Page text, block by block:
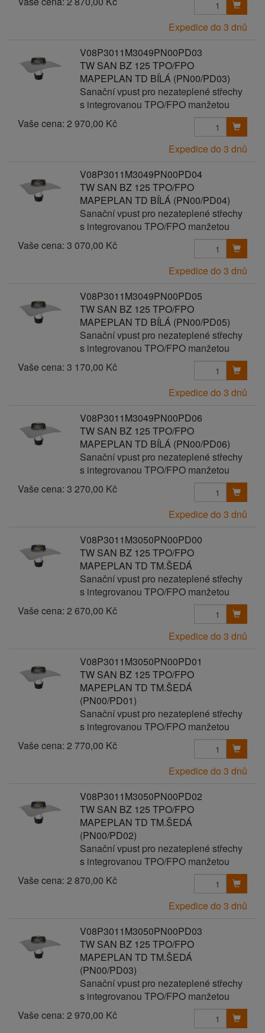
Expedice do 3 dnů
V08P3011M3049PN00PD03
TW SAN BZ 125 TPO/FPO
MAPEPLAN TD BÍLÁ (PN00/PD03)
Sanační vpust pro nezateplené střechy
s integrovanou TPO/FPO manžetou
Vaše cena: 2 970,00 Kč
Expedice do 3 dnů
V08P3011M3049PN00PD04
TW SAN BZ 125 TPO/FPO
MAPEPLAN TD BÍLÁ (PN00/PD04)
Sanační vpust pro nezateplené střechy
s integrovanou TPO/FPO manžetou
Vaše cena: 3 070,00 Kč
Expedice do 3 dnů
V08P3011M3049PN00PD05
TW SAN BZ 125 TPO/FPO
MAPEPLAN TD BÍLÁ (PN00/PD05)
Sanační vpust pro nezateplené střechy
s integrovanou TPO/FPO manžetou
Vaše cena: 3 170,00 Kč
Expedice do 3 dnů
V08P3011M3049PN00PD06
TW SAN BZ 125 TPO/FPO
MAPEPLAN TD BÍLÁ (PN00/PD06)
Sanační vpust pro nezateplené střechy
s integrovanou TPO/FPO manžetou
Vaše cena: 3 270,00 Kč
Expedice do 3 dnů
V08P3011M3050PN00PD00
TW SAN BZ 125 TPO/FPO
MAPEPLAN TD TM.ŠEDÁ
Sanační vpust pro nezateplené střechy
s integrovanou TPO/FPO manžetou
Vaše cena: 2 670,00 Kč
Expedice do 3 dnů
V08P3011M3050PN00PD01
TW SAN BZ 125 TPO/FPO
MAPEPLAN TD TM.ŠEDÁ
(PN00/PD01)
Sanační vpust pro nezateplené střechy
s integrovanou TPO/FPO manžetou
Vaše cena: 2 770,00 Kč
Expedice do 3 dnů
V08P3011M3050PN00PD02
TW SAN BZ 125 TPO/FPO
MAPEPLAN TD TM.ŠEDÁ
(PN00/PD02)
Sanační vpust pro nezateplené střechy
s integrovanou TPO/FPO manžetou
Vaše cena: 2 870,00 Kč
Expedice do 3 dnů
V08P3011M3050PN00PD03
TW SAN BZ 125 TPO/FPO
MAPEPLAN TD TM.ŠEDÁ
(PN00/PD03)
Sanační vpust pro nezateplené střechy
s integrovanou TPO/FPO manžetou
Vaše cena: 2 970,00 Kč